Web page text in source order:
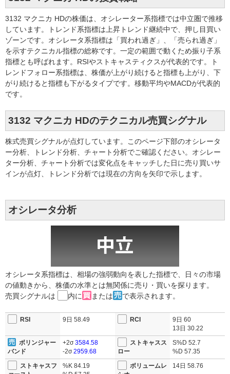
3132 マクニカ HDの株価は、オシレーター系指標では中立圏で推移
しています。トレンド系指標は上昇トレンド継続中で、押し目買い
ゾーンです。オシレータ系指標は「買われ過ぎ」、「売られ過ぎ」
を示すテクニカル指標の総称です。一定の範囲で動くため振り子系
指標とも呼ばれます。RSIやストキャスティクスが代表的です。ト
レンドフォロー系指標は、株価が上がり続けると指標も上がり、下
がり続けると指標も下がるタイプです。移動平均やMACDが代表的
です。
3132 マクニカ HDのテクニカル売買シグナル
株式売買シグナルが点灯しています。このページ下部のオシレータ
ー分析、トレンド分析、チャート分析でご確認ください。オシレー
ター分析、チャート分析では変化点をキャッチした日に売り買いサ
インが点灯、トレンド分析では現在の方向を矢印で示します。
オシレータ分析
オシレータ系指標は、相場の強弱動向を表した指標で、日々の市場
の値動きから、株価の水準とは無関係に売り・買いを探ります。
売買シグナルは
内に または で表示されます。
RSI 9日 58.49 RCI 9日 60
13日 30.22
ボリンジャー
バンド
+2σ3584.58
-2σ2959.68
ストキャスス
ロー
S%D 52.7
%D 57.35
ストキャスフ
%K 84.19
ボリュームレ
14日 58.76